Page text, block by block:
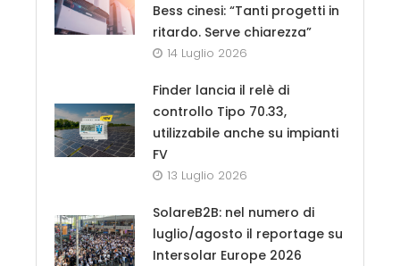
Bess cinesi: “Tanti progetti in
ritardo. Serve chiarezza”
14 Luglio 2026
Finder lancia il relè di
controllo Tipo 70.33,
utilizzabile anche su impianti
FV
13 Luglio 2026
SolareB2B: nel numero di
luglio/agosto il reportage su
Intersolar Europe 2026